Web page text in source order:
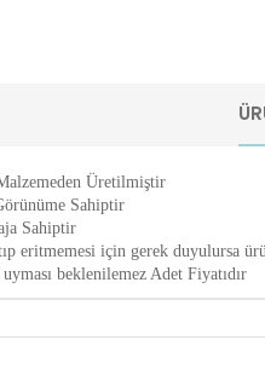
Üretilmiştir
Sahiptir
Sahiptir
eritmemesi için gerek duyulursa
beklenilemez Adet Fiyatıdır